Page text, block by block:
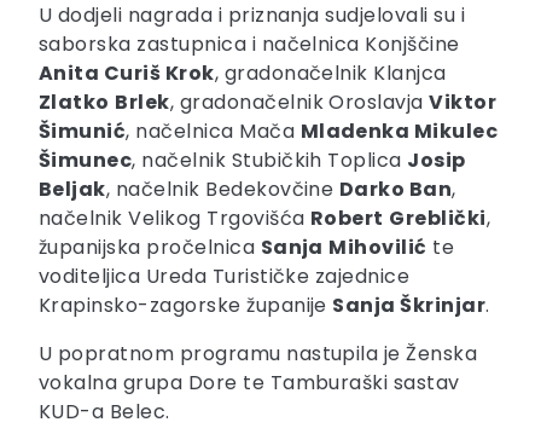
U dodjeli nagrada i priznanja sudjelovali su i
saborska zastupnica i načelnica Konjščine
Anita Curiš Krok, gradonačelnik Klanjca
Zlatko Brlek, gradonačelnik OroslavjaViktor
Šimunić, načelnica Mača Mladenka Mikulec
Šimunec, načelnik Stubičkih Toplica Josip
Beljak, načelnik Bedekovčine Darko Ban,
načelnik Velikog Trgovišća Robert Greblički,
županijska pročelnica Sanja Mihovilić te
voditeljica Ureda Turističke zajednice
Krapinsko-zagorske županije Sanja Škrinjar.
U popratnom programu nastupila je Ženska
vokalna grupa Dore te Tamburaški sastav
KUD-a Belec.